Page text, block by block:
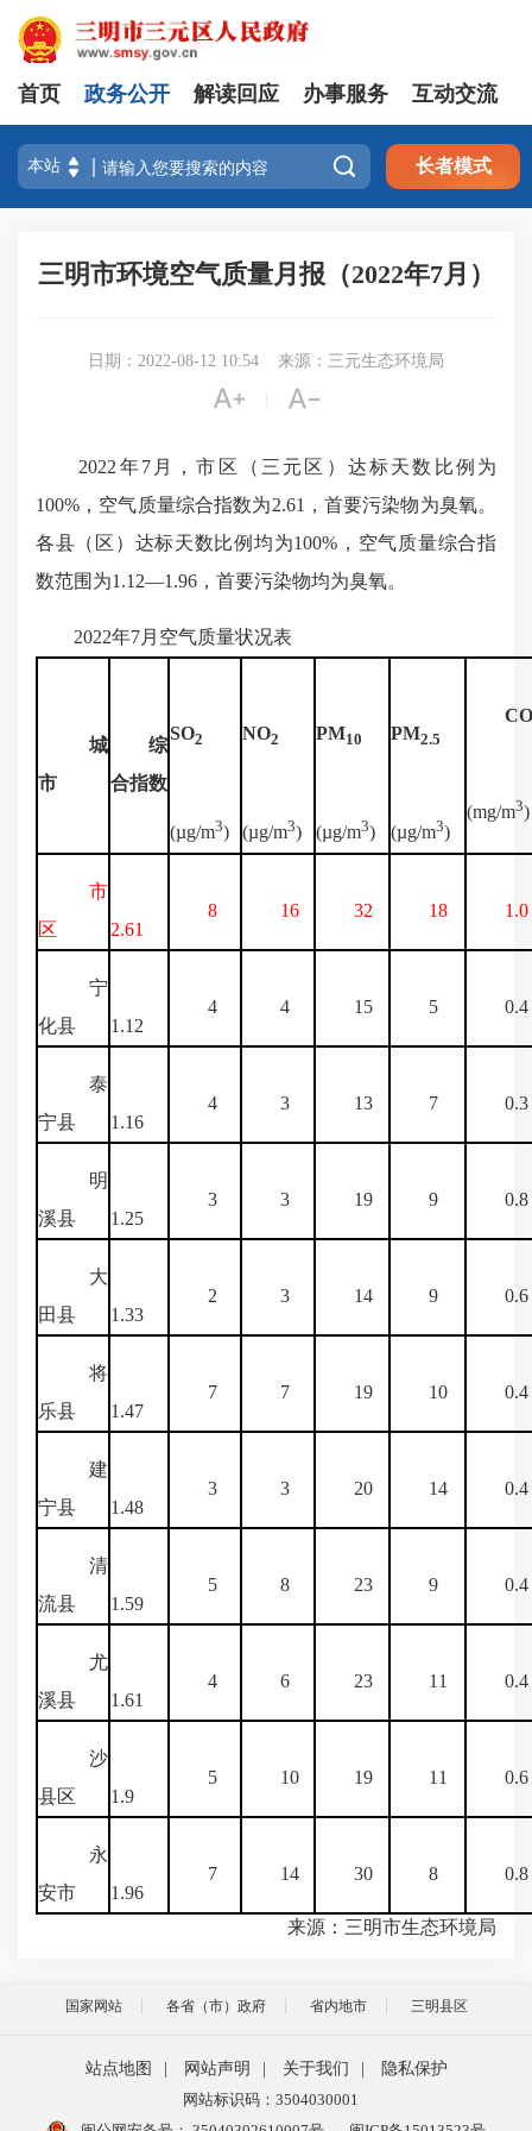
首页 政务公开 解读回应 办事服务 互动交流
 长者模式
三明市环境空气质量月报（2022年7月）
日期：2022-08-12 10:54 来源：三元生态环境局
 
2022年7月，市区（三元区）达标天数比例为
100%，空气质量综合指数为2.61，首要污染物为臭氧。
各县（区）达标天数比例均为100%，空气质量综合指
数范围为1.12—1.96，首要污染物均为臭氧。
2022年7月空气质量状况表
城
市
综
合指数
SO2
(µg/m3)
NO2
(µg/m3)
PM10
(µg/m3)
PM2.5
(µg/m3)
CO
(mg/m3)
市
区
2.61
8 16 32 18 1.0
宁
化县
1.12
4 4 15 5 0.4
泰
宁县
1.16
4 3 13 7 0.3
明
溪县
1.25
3 3 19 9 0.8
大
田县
1.33
2 3 14 9 0.6
将
乐县
1.47
7 7 19 10 0.4
建
宁县
1.48
3 3 20 14 0.4
清
流县
1.59
5 8 23 9 0.4
尤
溪县
1.61
4 6 23 11 0.4
沙
县区
1.9
5 10 19 11 0.6
永
安市
1.96
7 14 30 8 0.8
来源：三明市生态环境局
国家网站 各省（市）政府 省内地市 三明县区
站点地图 网站声明 关于我们
隐私保护
网站标识码：3504030001